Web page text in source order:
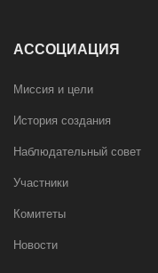
АССОЦИАЦИЯ
Миссия и цели
История создания
Наблюдательный совет
Участники
Комитеты
Новости